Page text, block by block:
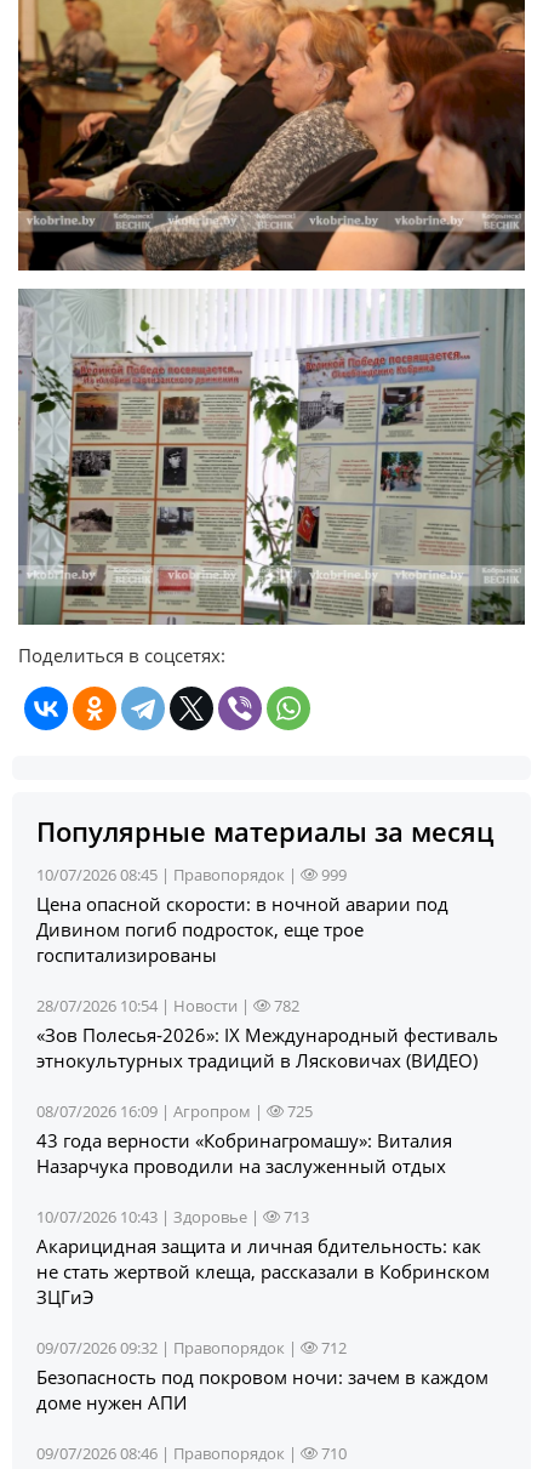
Поделиться в соцсетях:
Популярные материалы за месяц
10/07/2026 08:45 | Правопорядок | 999
Цена опасной скорости: в ночной аварии под
Дивином погиб подросток, еще трое
госпитализированы
28/07/2026 10:54 | Новости | 782
«Зов Полесья‑2026»: IX Международный фестиваль
этнокультурных традиций в Лясковичах (ВИДЕО)
08/07/2026 16:09 | Агропром | 725
43 года верности «Кобринагромашу»: Виталия
Назарчука проводили на заслуженный отдых
10/07/2026 10:43 | Здоровье | 713
Акарицидная защита и личная бдительность: как
не стать жертвой клеща, рассказали в Кобринском
ЗЦГиЭ
09/07/2026 09:32 | Правопорядок | 712
Безопасность под покровом ночи: зачем в каждом
доме нужен АПИ
09/07/2026 08:46 | Правопорядок | 710